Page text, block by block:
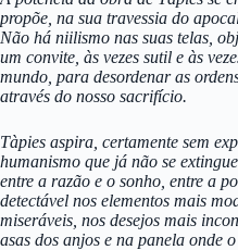
propõe, na sua travessia do
Não há niilismo nas suas telas,
um convite, às vezes sutil e às
mundo, para desordenar as
através do nosso sacrifício.
Tàpies aspira, certamente sem
humanismo que já não se
entre a razão e o sonho, entre a
detectável nos elementos mais
miseráveis, nos desejos mais
asas dos anjos e na panela onde